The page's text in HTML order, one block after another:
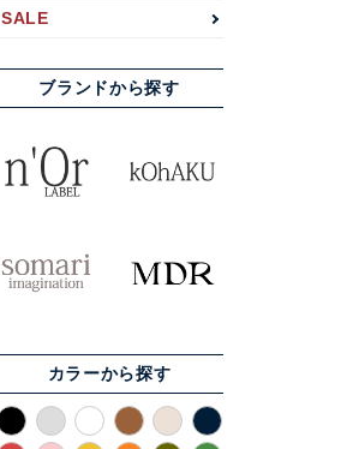
SALE
ブランドから探す
カラーから探す